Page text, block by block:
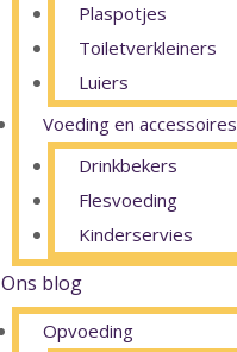
Plaspotjes
Toiletverkleiners
Luiers
Voeding en accessoires
Drinkbekers
Flesvoeding
Kinderservies
Ons blog
Opvoeding